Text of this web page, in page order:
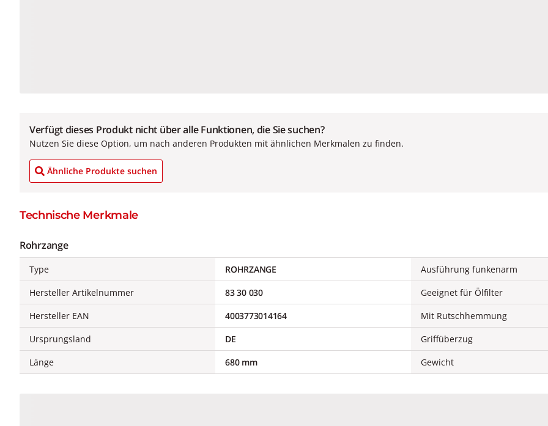
Verfügt dieses Produkt nicht über alle Funktionen, die Sie suchen?
Nutzen Sie diese Option, um nach anderen Produkten mit ähnlichen Merkmalen zu finden.
Ähnliche Produkte suchen
Technische Merkmale
Rohrzange
Type
ROHRZANGE
Hersteller Artikelnummer
83 30 030
Hersteller EAN
4003773014164
Ursprungsland
DE
Länge
680 mm
Ausführung funkenarm
Geeignet für Ölfilter
Mit Rutschhemmung
Griffüberzug
Gewicht